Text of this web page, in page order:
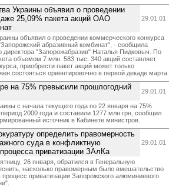
Украины объявил о проведении
25,09% пакета акций ОАО
29.01.01
объявил о проведении коммерческого конкурса
абразивный комбинат", - сообщила
директора "Запорожабразив" Наталья Пидковыч. По
объемом 7 млн. 583 тыс. 340 акций составляет
приобрести пакет акций может только
состояться ориентировочно в первой декаде марта.
на 75% превысили прошлогодний
29.01.01
с начала текущего года по 22 января на 75%
2000 года и составили 1277 млн грн, сообщил
источник в Кабинете министров.
определить правомерность
суда в конфликтную
приватизации ЗАлКа
29.01.01
26 января, обратился в Генеральную
насколько правомерным было вмешательство
приватизации Запорожского алюминиевого